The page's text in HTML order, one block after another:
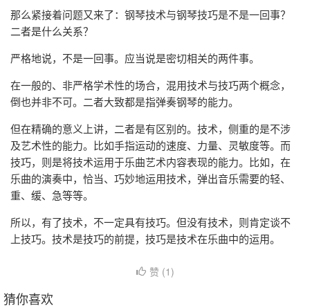
那么紧接着问题又来了：钢琴技术与钢琴技巧是不是一回事？
二者是什么关系？
严格地说，不是一回事。应当说是密切相关的两件事。
在一般的、非严格学术性的场合，混用技术与技巧两个概念，
倒也并非不可。二者大致都是指弹奏钢琴的能力。
但在精确的意义上讲，二者是有区别的。技术，侧重的是不涉
及艺术性的能力。比如手指运动的速度、力量、灵敏度等。而
技巧，则是将技术运用于乐曲艺术内容表现的能力。比如，在
乐曲的演奏中，恰当、巧妙地运用技术，弹出音乐需要的轻、
重、缓、急等等。
所以，有了技术，不一定具有技巧。但没有技术，则肯定谈不
上技巧。技术是技巧的前提，技巧是技术在乐曲中的运用。
赞 (1)
猜你喜欢